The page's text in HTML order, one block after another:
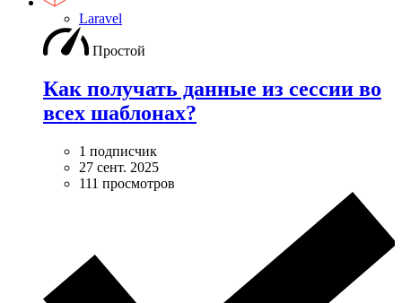
Laravel
Простой
Как получать данные из сессии во
всех шаблонах?
1 подписчик
27 сент. 2025
111 просмотров